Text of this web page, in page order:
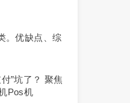
。优缺点、综
”坑了？ 聚焦
pos机